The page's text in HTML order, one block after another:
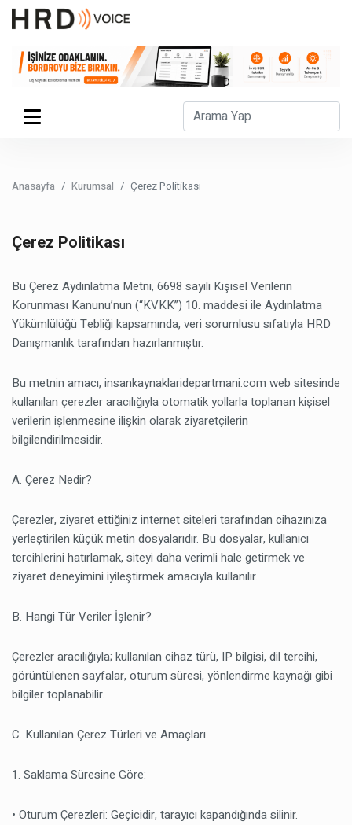
Anasayfa Kurumsal Çerez Politikası
Çerez Politikası
Bu Çerez Aydınlatma Metni, 6698 sayılı Kişisel Verilerin
Korunması Kanunu’nun (“KVKK”) 10. maddesi ile Aydınlatma
Yükümlülüğü Tebliği kapsamında, veri sorumlusu sıfatıyla HRD
Danışmanlık tarafından hazırlanmıştır.
Bu metnin amacı, insankaynaklaridepartmani.com web sitesinde
kullanılan çerezler aracılığıyla otomatik yollarla toplanan kişisel
verilerin işlenmesine ilişkin olarak ziyaretçilerin
bilgilendirilmesidir.
A. Çerez Nedir?
Çerezler, ziyaret ettiğiniz internet siteleri tarafından cihazınıza
yerleştirilen küçük metin dosyalarıdır. Bu dosyalar, kullanıcı
tercihlerini hatırlamak, siteyi daha verimli hale getirmek ve
ziyaret deneyimini iyileştirmek amacıyla kullanılır.
B. Hangi Tür Veriler İşlenir?
Çerezler aracılığıyla; kullanılan cihaz türü, IP bilgisi, dil tercihi,
görüntülenen sayfalar, oturum süresi, yönlendirme kaynağı gibi
bilgiler toplanabilir.
C. Kullanılan Çerez Türleri ve Amaçları
1. Saklama Süresine Göre:
• Oturum Çerezleri: Geçicidir, tarayıcı kapandığında silinir.